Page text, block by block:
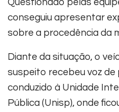
conseguiu apresentar
sobre a procedência da
Diante da situação, o
suspeito recebeu voz de
conduzido à Unidade
Pública (Unisp), onde